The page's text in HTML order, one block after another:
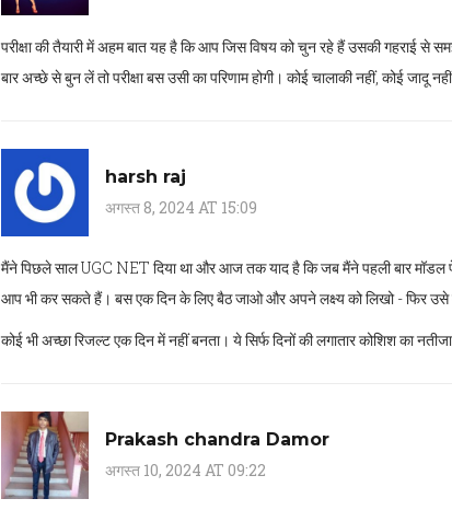
परीक्षा की तैयारी में अहम बात यह है कि आप जिस विषय को चुन रहे हैं उसकी गहराई
बार अच्छे से बुन लें तो परीक्षा बस उसी का परिणाम होगी। कोई चालाकी नहीं, कोई जादू
harsh raj
अगस्त 8, 2024 AT 15:09
मैंने पिछले साल UGC NET दिया था और आज तक याद है कि जब मैंने पहली बार मॉडल
आप भी कर सकते हैं। बस एक दिन के लिए बैठ जाओ और अपने लक्ष्य को लिखो - फिर उसे
कोई भी अच्छा रिजल्ट एक दिन में नहीं बनता। ये सिर्फ दिनों की लगातार कोशिश का
Prakash chandra Damor
अगस्त 10, 2024 AT 09:22